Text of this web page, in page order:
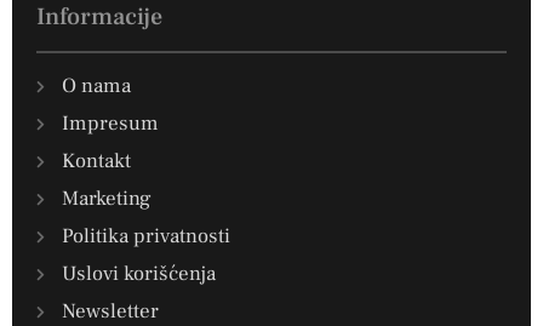
Informacije
O nama
Impresum
Kontakt
Marketing
Politika privatnosti
Uslovi korišćenja
Newsletter